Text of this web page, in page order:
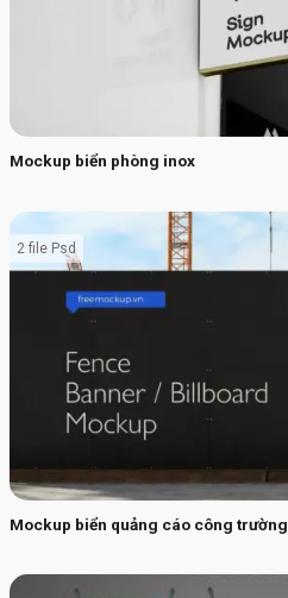
Mockup biển phòng inox
Mockup biển quảng cáo công trường
2 file Psd